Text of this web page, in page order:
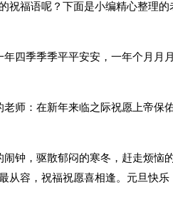
祝福语呢？下面是小编精心整理的
年四季季季平平安安，一年个月月
老师：在新年来临之际祝愿上帝保
闹钟，驱散郁闷的寒冬，赶走烦恼
从容，祝福祝愿喜相逢。元旦快乐